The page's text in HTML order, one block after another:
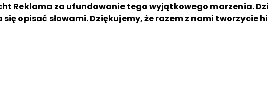
Reklama za ufundowanie tego wyjątkowego marzenia.
opisać słowami. Dziękujemy, że razem z nami tworzycie